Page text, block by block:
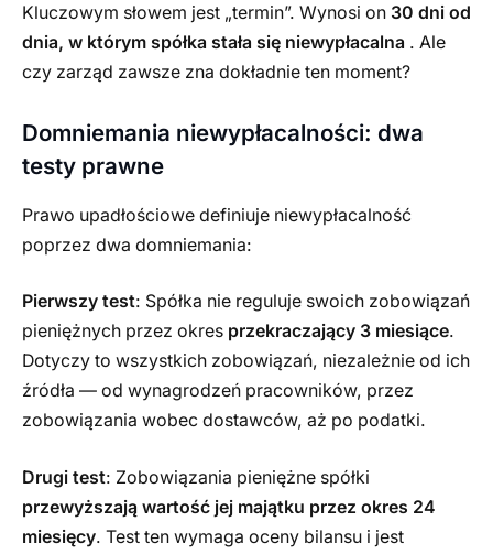
Kluczowym słowem jest „termin”. Wynosi on 30 dni od
dnia, w którym spółka stała się niewypłacalna . Ale
czy zarząd zawsze zna dokładnie ten moment?
Domniemania niewypłacalności: dwa
testy prawne
Prawo upadłościowe definiuje niewypłacalność
poprzez dwa domniemania:
Pierwszy test: Spółka nie reguluje swoich zobowiązań
pieniężnych przez okres przekraczający 3 miesiące.
Dotyczy to wszystkich zobowiązań, niezależnie od ich
źródła — od wynagrodzeń pracowników, przez
zobowiązania wobec dostawców, aż po podatki.
Drugi test: Zobowiązania pieniężne spółki
przewyższają wartość jej majątku przez okres 24
miesięcy. Test ten wymaga oceny bilansu i jest